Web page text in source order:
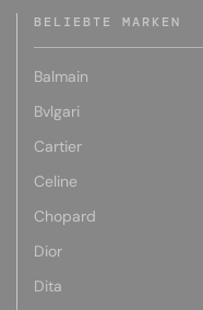
BELIEBTE MARKEN
Balmain
Bvlgari
Cartier
Celine
Chopard
Dior
Dita